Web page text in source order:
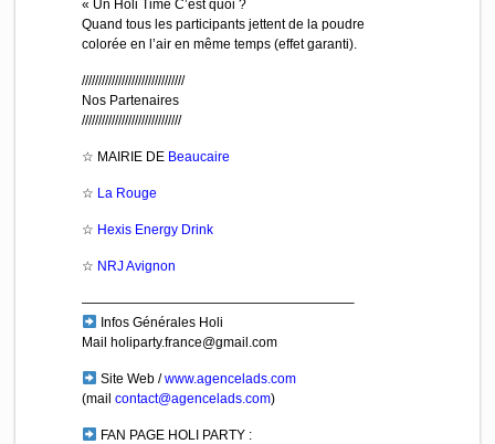
« Un Holi Time C’est quoi ?
Quand tous les participants jettent de la poudre
colorée en l’air en même temps (effet garanti).
///////////////////////////////
Nos Partenaires
//////////////////////////////
☆ MAIRIE DE Beaucaire
☆ La Rouge
☆ Hexis Energy Drink
☆ NRJ Avignon
————————————————————–
Infos Générales Holi
Mail holiparty.france@gmail.com
Site Web /www.agencelads.com
(mail contact@agencelads.com)
FAN PAGE HOLI PARTY :